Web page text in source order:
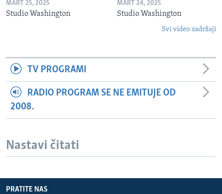
MART 25, 2025
Studio Washington
MART 24, 2025
Studio Washington
Svi video sadržaji
TV PROGRAMI
RADIO PROGRAM SE NE EMITUJE OD
2008.
Nastavi čitati
PRATITE NAS